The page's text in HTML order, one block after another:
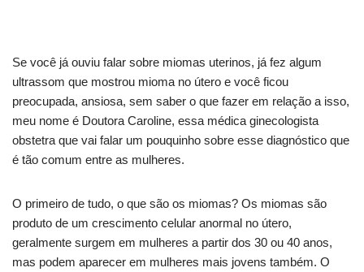
Se você já ouviu falar sobre miomas uterinos, já fez algum
ultrassom que mostrou mioma no útero e você ficou
preocupada, ansiosa, sem saber o que fazer em relação a isso,
meu nome é Doutora Caroline, essa médica ginecologista
obstetra que vai falar um pouquinho sobre esse diagnóstico que
é tão comum entre as mulheres.
O primeiro de tudo, o que são os miomas? Os miomas são
produto de um crescimento celular anormal no útero,
geralmente surgem em mulheres a partir dos 30 ou 40 anos,
mas podem aparecer em mulheres mais jovens também. O